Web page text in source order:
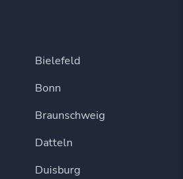
Bielefeld
Bonn
Braunschweig
Datteln
Duisburg